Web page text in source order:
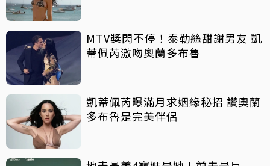
MTV獎閃不停！泰勒絲甜謝男友 凱
蒂佩芮激吻奧蘭多布魯
凱蒂佩芮曝滿月求姻緣秘招 讚奧蘭
多布魯是完美伴侶